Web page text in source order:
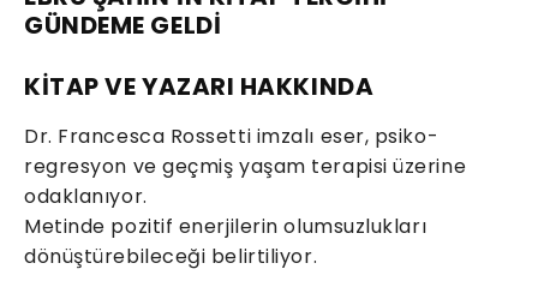
GÜNDEME GELDİ
KİTAP VE YAZARI HAKKINDA
Dr. Francesca Rossetti imzalı eser, psiko-
regresyon ve geçmiş yaşam terapisi üzerine
odaklanıyor.
Metinde pozitif enerjilerin olumsuzlukları
dönüştürebileceği belirtiliyor.